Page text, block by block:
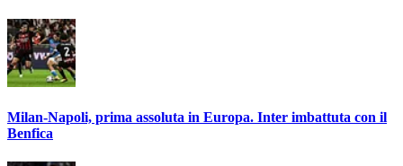
Milan-Napoli, prima assoluta in Europa. Inter imbattuta con il
Benfica